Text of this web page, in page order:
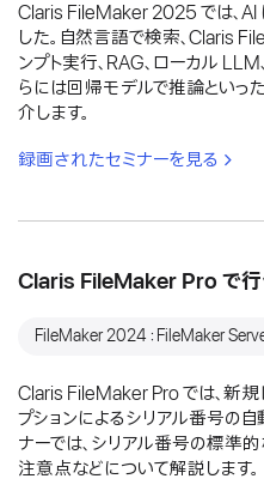
Claris FileMaker 2025 では、
した。自然言語で検索、Claris
ンプト実行、RAG、ローカル LLM
らには回帰モデルで推論といっ
介します。
録画されたセミナーを見る
Claris FileMaker Pro で行
FileMaker 2024：FileMaker
Claris FileMaker Pro では、新規
プションによるシリアル番号の
ナーでは、シリアル番号の標準
注意点などについて解説します。